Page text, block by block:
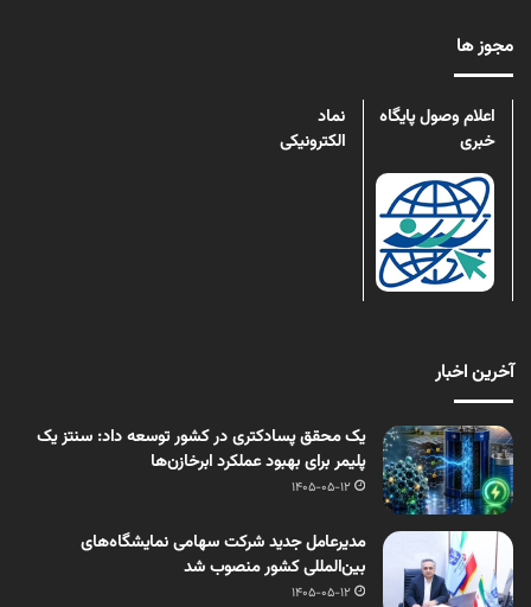
مجوز ها
اعلام وصول پایگاه
خبری
نماد
الکترونیکی
آخرین اخبار
یک محقق پسادکتری در کشور توسعه داد: سنتز یک
پلیمر برای بهبود عملکرد ابرخازن‌ها
1405-05-12
مدیرعامل جدید شرکت سهامی نمایشگاه‌های
بین‌المللی کشور منصوب شد
1405-05-12